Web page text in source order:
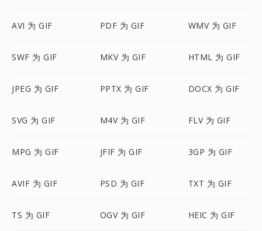
AVI 为 GIF PDF 为 GIF WMV 为 GIF
SWF 为 GIF MKV 为 GIF HTML 为 GIF
JPEG 为 GIF PPTX 为 GIF DOCX 为 GIF
SVG 为 GIF M4V 为 GIF FLV 为 GIF
MPG 为 GIF JFIF 为 GIF 3GP 为 GIF
AVIF 为 GIF PSD 为 GIF TXT 为 GIF
TS 为 GIF OGV 为 GIF HEIC 为 GIF